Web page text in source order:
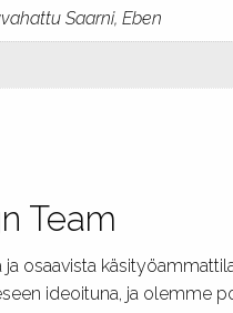
Saarni, Eben
Team
osaavista
ideoituna, ja olemme